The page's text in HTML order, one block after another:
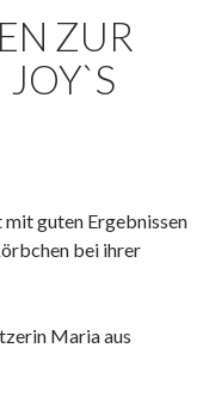
ZUR
guten Ergebnissen
bei ihrer
Maria aus